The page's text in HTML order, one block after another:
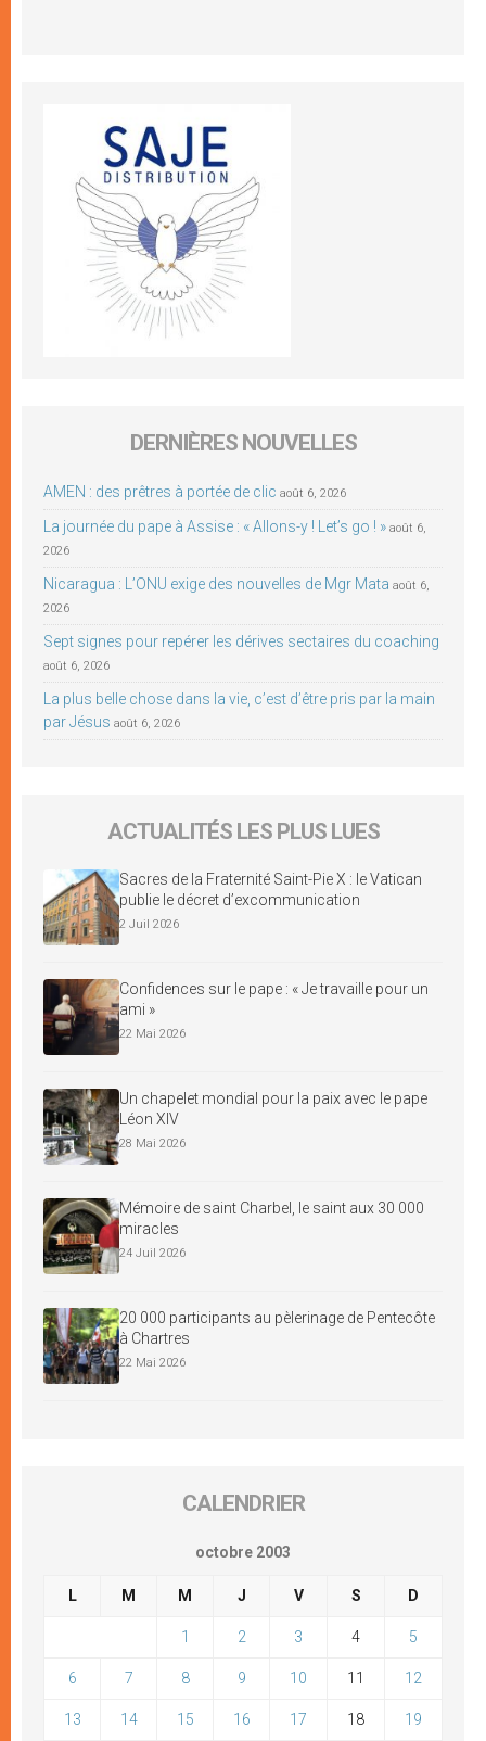
DERNIÈRES NOUVELLES
AMEN : des prêtres à portée de clic août 6, 2026
La journée du pape à Assise : « Allons-y ! Let’s go ! » août 6,
2026
Nicaragua : L’ONU exige des nouvelles de Mgr Mata août 6,
2026
Sept signes pour repérer les dérives sectaires du coaching
août 6, 2026
La plus belle chose dans la vie, c’est d’être pris par la main
par Jésus août 6, 2026
ACTUALITÉS LES PLUS LUES
Sacres de la Fraternité Saint-Pie X : le Vatican
publie le décret d’excommunication
2 Juil 2026
Confidences sur le pape : « Je travaille pour un
ami »
22 Mai 2026
Un chapelet mondial pour la paix avec le pape
Léon XIV
28 Mai 2026
Mémoire de saint Charbel, le saint aux 30 000
miracles
24 Juil 2026
20 000 participants au pèlerinage de Pentecôte
à Chartres
22 Mai 2026
CALENDRIER
octobre 2003
L M M J V S D
1 2 3 4 5
6 7 8 9 10 11 12
13 14 15 16 17 18 19